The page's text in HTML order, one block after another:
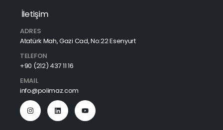
İletişim
ADRES
Atatürk Mah, Gazi Cad, No:22 Esenyurt
TELEFON
+90 (212) 437 11 16
EMAIL
info@polimaz.com